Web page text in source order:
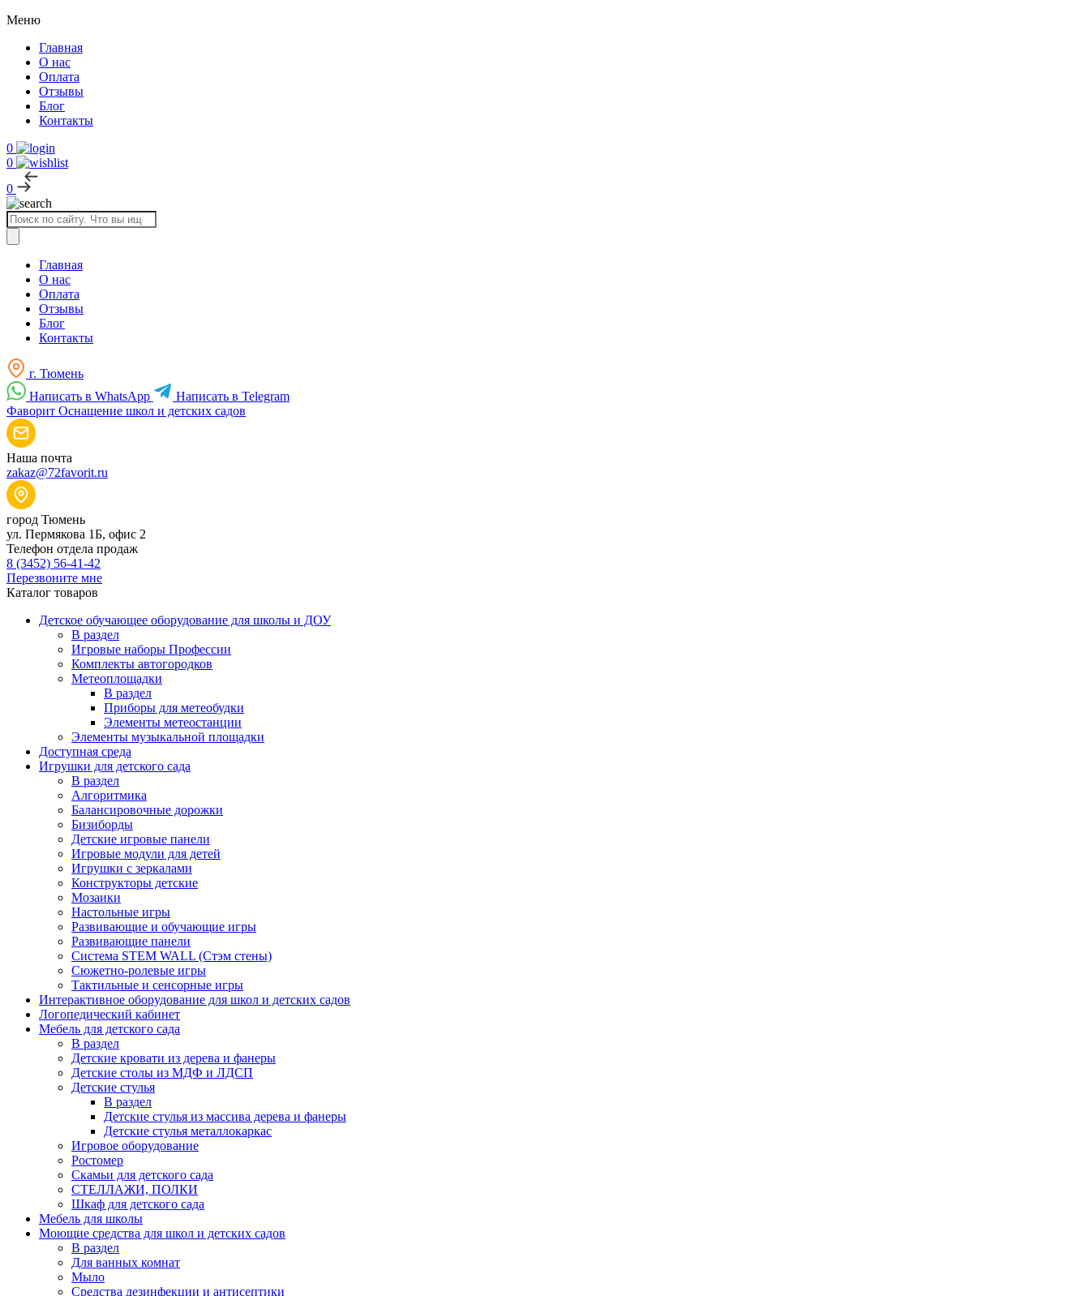
Меню
Главная
О нас
Оплата
Отзывы
Блог
Контакты
0
0
0
Поиск
товаров
Главная
О нас
Оплата
Отзывы
Блог
Контакты
г. Тюмень
Написать в WhatsApp
Написать в Telegram
Фаворит Оснащение школ и детских садов
Наша почта
zakaz@72favorit.ru
город Тюмень
ул. Пермякова 1Б, офис 2
Телефон отдела продаж
8 (3452) 56-41-42
Перезвоните мне
Каталог товаров
Детское обучающее оборудование для школы и ДОУ
В раздел
Игровые наборы Профессии
Комплекты автогородков
Метеоплощадки
В раздел
Приборы для метеобудки
Элементы метеостанции
Элементы музыкальной площадки
Доступная среда
Игрушки для детского сада
В раздел
Алгоритмика
Балансировочные дорожки
Бизиборды
Детские игровые панели
Игровые модули для детей
Игрушки с зеркалами
Конструкторы детские
Мозаики
Настольные игры
Развивающие и обучающие игры
Развивающие панели
Система STEM WALL (Cтэм стены)
Сюжетно-ролевые игры
Тактильные и сенсорные игры
Интерактивное оборудование для школ и детских садов
Логопедический кабинет
Мебель для детского сада
В раздел
Детские кровати из дерева и фанеры
Детские столы из МДФ и ЛДСП
Детские стулья
В раздел
Детские стулья из массива дерева и фанеры
Детские стулья металлокаркас
Игровое оборудование
Ростомер
Скамьи для детского сада
СТЕЛЛАЖИ, ПОЛКИ
Шкаф для детского сада
Мебель для школы
Моющие средства для школ и детских садов
В раздел
Для ванных комнат
Мыло
Средства дезинфекции и антисептики